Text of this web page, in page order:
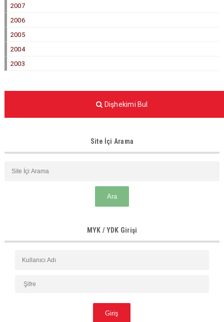
2007
2006
2005
2004
2003
Dişhekimi Bul
Site İçi Arama
MYK / YDK Girişi